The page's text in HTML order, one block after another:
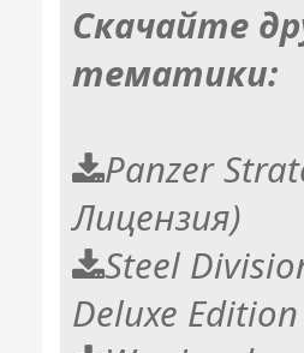
Скачайте
тематики:
Panzer
Лицензия)
Steel
Deluxe